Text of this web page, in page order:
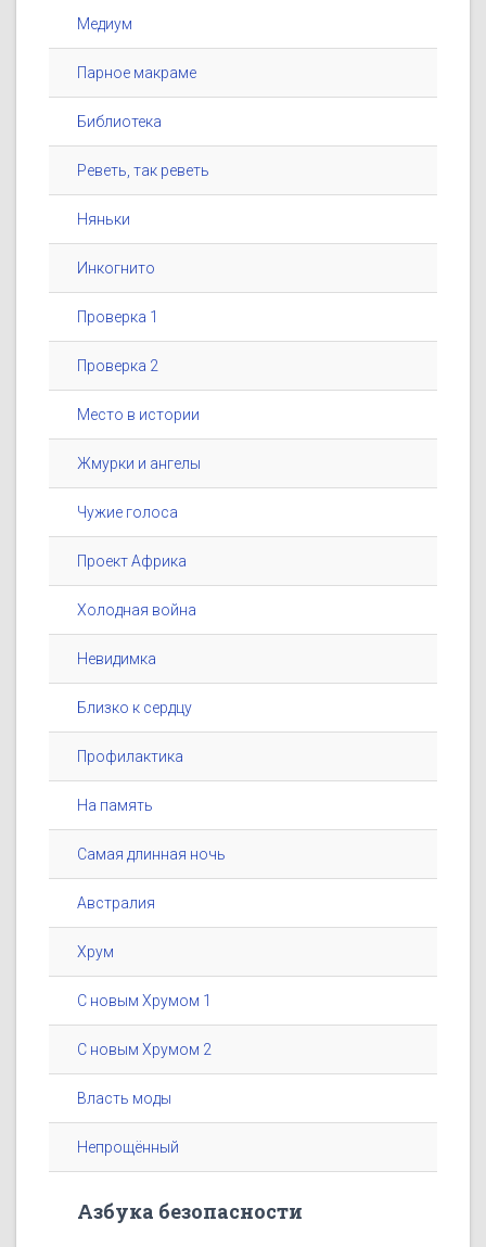
Медиум
Парное макраме
Библиотека
Реветь, так реветь
Няньки
Инкогнито
Проверка 1
Проверка 2
Место в истории
Жмурки и ангелы
Чужие голоса
Проект Африка
Холодная война
Невидимка
Близко к сердцу
Профилактика
На память
Самая длинная ночь
Австралия
Хрум
С новым Хрумом 1
С новым Хрумом 2
Власть моды
Непрощённый
Азбука безопасности